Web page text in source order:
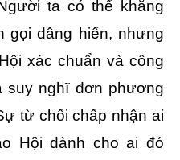
ta có thể khăng
gọi dâng hiến, nhưng
xác chuẩn và công
suy nghĩ đơn phương
từ chối chấp nhận ai
Hội dành cho ai đó